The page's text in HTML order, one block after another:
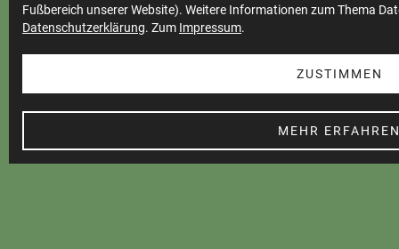
Fußbereich unserer Website). Weitere Informationen zum Thema
Datenschutzerklärung. Zum Impressum.
ZUSTIMMEN
MEHR
Datenschutz
Barrierefreiheit